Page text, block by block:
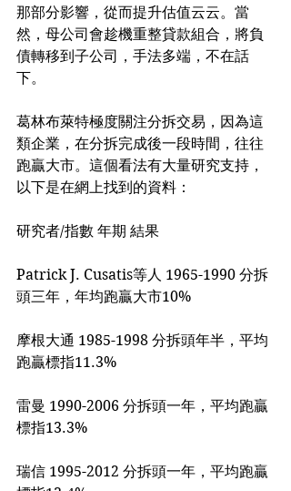
那部分影響，從而提升估值云云。當
然，母公司會趁機重整貸款組合，將負
債轉移到子公司，手法多端，不在話
下。
葛林布萊特極度關注分拆交易，因為這
類企業，在分拆完成後一段時間，往往
跑贏大市。這個看法有大量研究支持，
以下是在網上找到的資料：
研究者/指數 年期 結果
Patrick J. Cusatis等人 1965-1990 分拆
頭三年，年均跑贏大市10%
摩根大通 1985-1998 分拆頭年半，平均
跑贏標指11.3%
雷曼 1990-2006 分拆頭一年，平均跑贏
標指13.3%
瑞信 1995-2012 分拆頭一年，平均跑贏